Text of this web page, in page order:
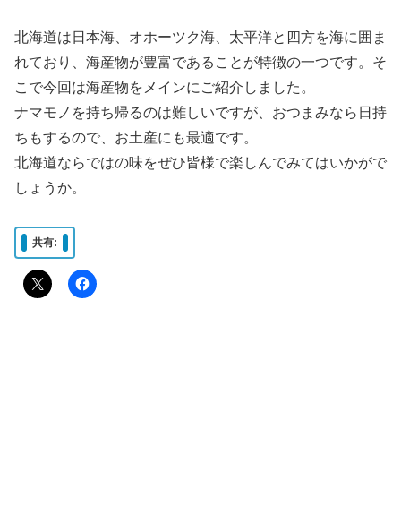
北海道は日本海、オホーツク海、太平洋と四方を海に囲ま
れており、海産物が豊富であることが特徴の一つです。そ
こで今回は海産物をメインにご紹介しました。
ナマモノを持ち帰るのは難しいですが、おつまみなら日持
ちもするので、お土産にも最適です。
北海道ならではの味をぜひ皆様で楽しんでみてはいかがで
しょうか。
共有: